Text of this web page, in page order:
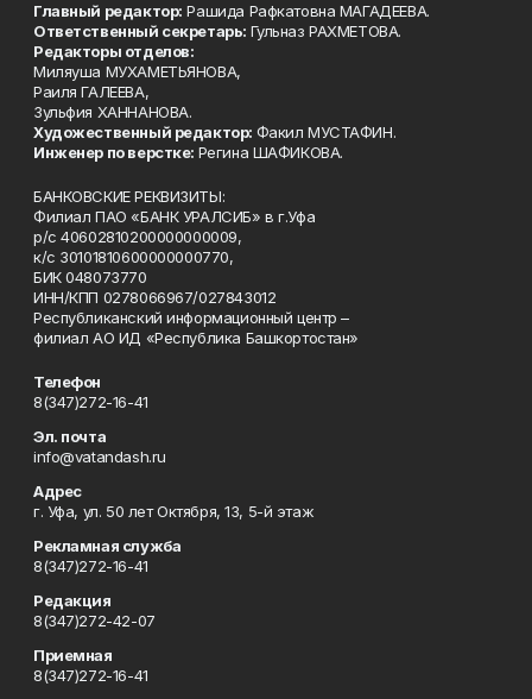
Главный редактор: Рашида Рафкатовна МАГАДЕЕВА.
Ответственный секретарь: Гульназ РАХМЕТОВА.
Редакторы отделов:
Миляуша МУХАМЕТЬЯНОВА,
Раиля ГАЛЕЕВА,
Зульфия ХАННАНОВА.
Художественный редактор: Факил МУСТАФИН.
Инженер по верстке: Регина ШАФИКОВА.
БАНКОВСКИЕ РЕКВИЗИТЫ:
Филиал ПАО «БАНК УРАЛСИБ» в г.Уфа
р/с 40602810200000000009,
к/с 30101810600000000770,
БИК 048073770
ИНН/КПП 0278066967/027843012
Республиканский информационный центр –
филиал АО ИД «Республика Башкортостан»
Телефон
8(347)272-16-41
Эл. почта
info@vatandash.ru
Адрес
г. Уфа, ул. 50 лет Октября, 13, 5-й этаж
Рекламная служба
8(347)272-16-41
Редакция
8(347)272-42-07
Приемная
8(347)272-16-41